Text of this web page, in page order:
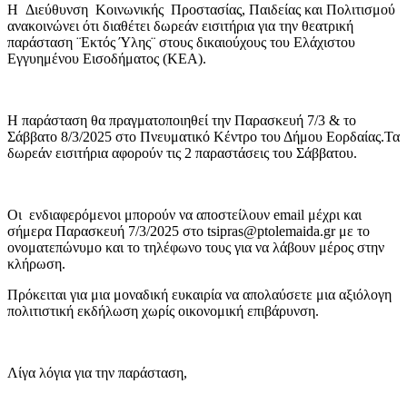
H Διεύθυνση Κοινωνικής Προστασίας, Παιδείας και Πολιτισμού
ανακοινώνει ότι διαθέτει δωρεάν εισιτήρια για την θεατρική
παράσταση ¨ΕκτόςΎλης¨ στους δικαιούχους του Ελάχιστου
Εγγυημένου Εισοδήματος (ΚΕΑ).
Η παράσταση θα πραγματοποιηθεί την Παρασκευή 7/3 & το
Σάββατο 8/3/2025 στο Πνευματικό Κέντρο του Δήμου Εορδαίας.Τα
δωρεάν εισιτήρια αφορούν τις 2 παραστάσεις του Σάββατου.
Οι ενδιαφερόμενοι μπορούν να αποστείλουν email μέχρι και
σήμερα Παρασκευή 7/3/2025 στο tsipras@ptolemaida.gr με το
ονοματεπώνυμο και το τηλέφωνο τους για να λάβουν μέρος στην
κλήρωση.
Πρόκειται για μια μοναδική ευκαιρία να απολαύσετε μια αξιόλογη
πολιτιστική εκδήλωση χωρίς οικονομική επιβάρυνση.
Λίγα λόγια για την παράσταση,